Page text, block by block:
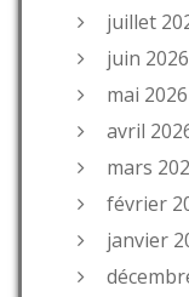
juillet
juin 2026
mai 2026
avril
mars
février
janvier